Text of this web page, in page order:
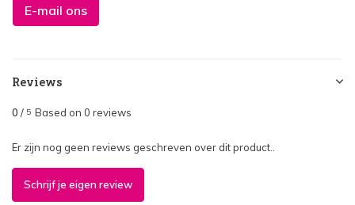
E-mail ons
Reviews
0 / 5 Based on 0 reviews
Er zijn nog geen reviews geschreven over dit product..
Schrijf je eigen review